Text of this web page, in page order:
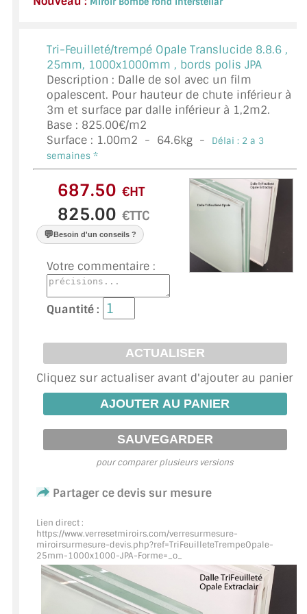
VERRE FEUILLETÉ
VERRE LAQUÉ/CRÉDENCE
VERRE FEUILLETÉ/TREMPÉ
DALLE DE SOL EN VERRE
PORTE EN VERRE
GARDE CORPS EN VERRE
VERRIÈRE TYPE ATELIER
VERRES TEXTURÉS
PLEXIGLAS PMMA
DOUBLE VITRAGE
CATALOGUE DE PROFILS ET FIXATION DU
VERRE
LES FIXATIONS POUR MIROIR
LES PROFILS PAROI DE VERRE
VITRINE EN VERRE
CONNECTEURS ET ASSEMBLAGE DE VERRES
PLATS ET CORNIÈRES
LES CHARNIÈRES DE PORTE EN VERRE
BOUTONS ET POIGNÉES
Tri-Feuilleté/trempé Opale Translucide 8.8.6 ,
25mm, 1000x1000mm , bords polis JPA
Description : Dalle de sol avec un film
opalescent. Pour hauteur de chute inférieur à
3m et surface par dalle inférieur à 1,2m2.
Base : 825.00€/m2
Surface : 1.00m2 - 64.6kg -
Délai : 2 a 3
semaines *
€HT
€TTC
💬Besoin d'un conseils ?
Votre commentaire :
Quantité :
Cliquez sur actualiser avant d'ajouter au panier
pour comparer plusieurs versions
Partager ce devis sur mesure
Lien direct :
https://www.verresetmiroirs.com/verresurmesure-
miroirsurmesure-devis.php?ref=TriFeuilleteTrempeOpale-
25mm-1000x1000-JPA-Forme=_o_